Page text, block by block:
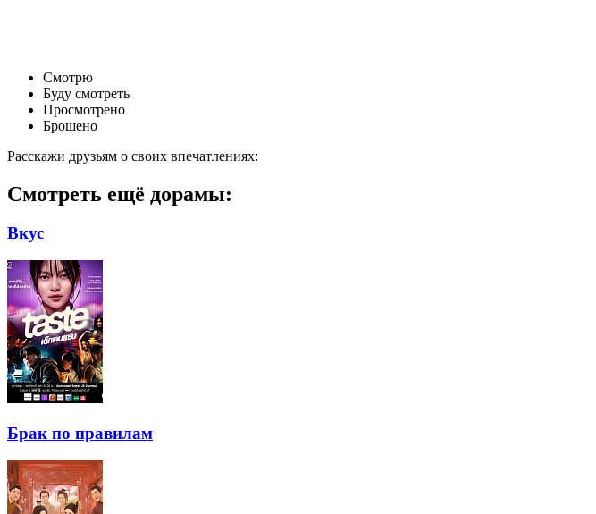
Смотрю
Буду смотреть
Просмотрено
Брошено
Расскажи друзьям о своих впечатлениях:
Смотреть ещё дорамы:
Вкус
Брак по правилам